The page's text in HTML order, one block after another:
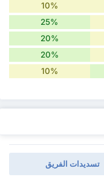
10%
25%
20%
20%
10%
تسديدات الفريق